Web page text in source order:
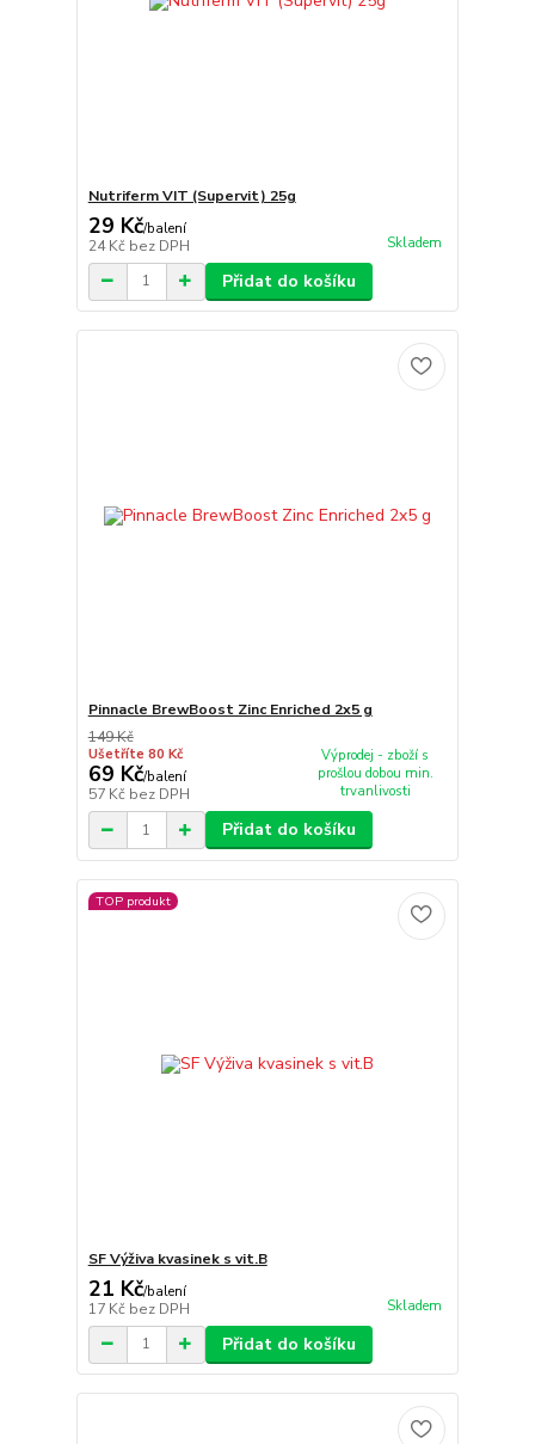
Nutriferm VIT (Supervit) 25g
29 Kč/balení
24 Kč bez DPH Skladem
Přidat do košíku
Pinnacle BrewBoost Zinc Enriched 2x5 g
149 Kč
Ušetříte 80 Kč
69 Kč/balení
57 Kč bez DPH
Výprodej - zboží s
prošlou dobou min.
trvanlivosti
Přidat do košíku
TOP produkt
SF Výživa kvasinek s vit.B
21 Kč/balení
17 Kč bez DPH Skladem
Přidat do košíku